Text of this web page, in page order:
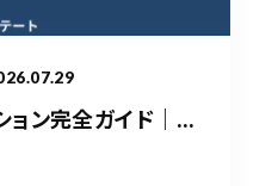
ン完全ガイド｜...